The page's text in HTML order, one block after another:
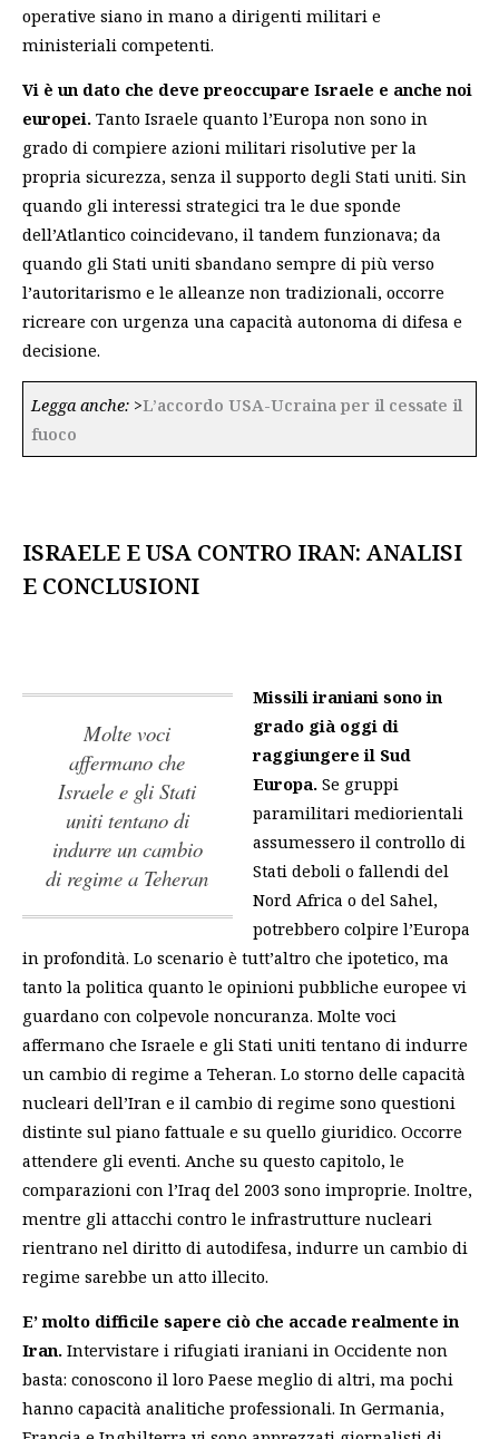
operative siano in mano a dirigenti militari e
ministeriali competenti.
Vi è un dato che deve preoccupare Israele e anche noi
europei. Tanto Israele quanto l’Europa non sono in
grado di compiere azioni militari risolutive per la
propria sicurezza, senza il supporto degli Stati uniti. Sin
quando gli interessi strategici tra le due sponde
dell’Atlantico coincidevano, il tandem funzionava; da
quando gli Stati uniti sbandano sempre di più verso
l’autoritarismo e le alleanze non tradizionali, occorre
ricreare con urgenza una capacità autonoma di difesa e
decisione.
Legga anche: >L’accordo USA-Ucraina per il cessate il
fuoco
ISRAELE E USA CONTRO IRAN: ANALISI
E CONCLUSIONI
Molte voci
affermano che
Israele e gli Stati
uniti tentano di
indurre un cambio
di regime a Teheran
Missili iraniani sono in
grado già oggi di
raggiungere il Sud
Europa.Se gruppi
paramilitari mediorientali
assumessero il controllo di
Stati deboli o fallendi del
Nord Africa o del Sahel,
potrebbero colpire l’Europa
in profondità. Lo scenario è tutt’altro che ipotetico, ma
tanto la politica quanto le opinioni pubbliche europee vi
guardano con colpevole noncuranza. Molte voci
affermano che Israele e gli Stati uniti tentano di indurre
un cambio di regime a Teheran. Lo storno delle capacità
nucleari dell’Iran e il cambio di regime sono questioni
distinte sul piano fattuale e su quello giuridico. Occorre
attendere gli eventi. Anche su questo capitolo, le
comparazioni con l’Iraq del 2003 sono improprie. Inoltre,
mentre gli attacchi contro le infrastrutture nucleari
rientrano nel diritto di autodifesa, indurre un cambio di
regime sarebbe un atto illecito.
E’ molto difficile sapere ciò che accade realmente in
Iran. Intervistare i rifugiati iraniani in Occidente non
basta: conoscono il loro Paese meglio di altri, ma pochi
hanno capacità analitiche professionali. In Germania,